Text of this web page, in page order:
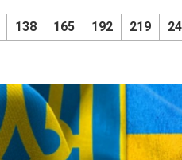
138 165 192 219